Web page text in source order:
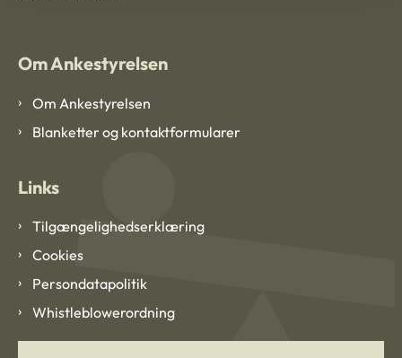
Om Ankestyrelsen
Om Ankestyrelsen
Blanketter og kontaktformularer
Links
Tilgængelighedserklæring
Cookies
Persondatapolitik
Whistleblowerordning